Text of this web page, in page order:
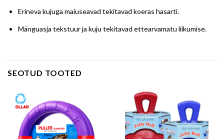
Erineva kujuga maiuseavad tekitavad koeras hasarti.
Mänguasja tekstuur ja kuju tekitavad ettearvamatu liikumise.
SEOTUD TOOTED